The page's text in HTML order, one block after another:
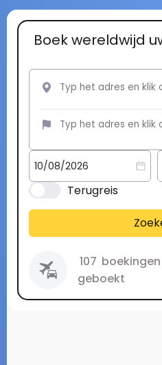
Boek wereldwijd
Terugreis
107
geboekt